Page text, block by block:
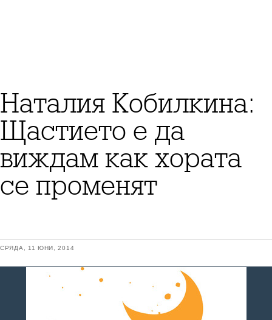
Наталия Кобилкина:
Щастието е да
виждам как хората
се променят
СРЯДА, 11 ЮНИ, 2014